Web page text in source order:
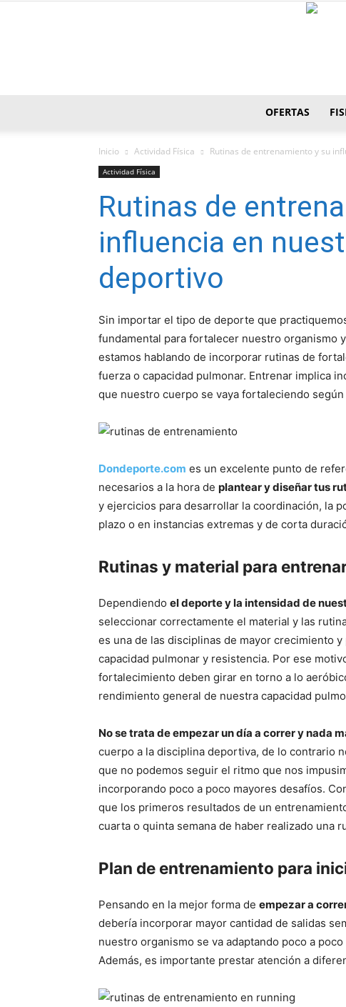
OFERTAS
Inicio Actividad Fí­sica Rutinas de entrenamiento y su
Actividad Fí­sica
Rutinas de
influencia en
deportivo
Sin importar el tipo de deporte que
fundamental para fortalecer nuestro organismo
estamos hablando de incorporar rutinas de
fuerza o capacidad pulmonar. Entrenar implica
que nuestro cuerpo se vaya fortaleciendo
Dondeporte.com es un excelente punto de
necesarios a la hora de plantear y diseñar tus
y ejercicios para desarrollar la coordinación, la
plazo o en instancias extremas y de corta
Rutinas y material para
Dependiendo el deporte y la intensidad de
seleccionar correctamente el material y las
es una de las disciplinas de mayor crecimiento
capacidad pulmonar y resistencia. Por ese
fortalecimiento deben girar en torno a lo
rendimiento general de nuestra capacidad
No se trata de empezar un día a correr y nada
cuerpo a la disciplina deportiva, de lo contrario
que no podemos seguir el ritmo que nos
incorporando poco a poco mayores desafíos.
que los primeros resultados de un
cuarta o quinta semana de haber realizado una
Plan de entrenamiento para
Pensando en la mejor forma de empezar a
debería incorporar mayor cantidad de salidas
nuestro organismo se va adaptando poco a
Además, es importante prestar atención a